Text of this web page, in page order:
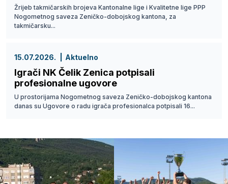
Žrijeb takmičarskih brojeva Kantonalne lige i Kvalitetne lige PPP
Nogometnog saveza Zeničko-dobojskog kantona, za
takmičarsku...
15.07.2026. Aktuelno
Igrači NK Čelik Zenica potpisali
profesionalne ugovore
U prostorijama Nogometnog saveza Zeničko-dobojskog kantona
danas su Ugovore o radu igrača profesionalca potpisali 16...